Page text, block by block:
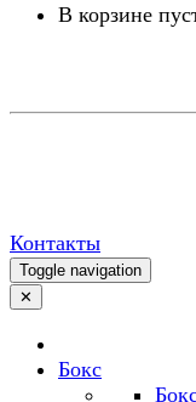
В корзине
Контакты
Toggle navigation
✕
Бокс